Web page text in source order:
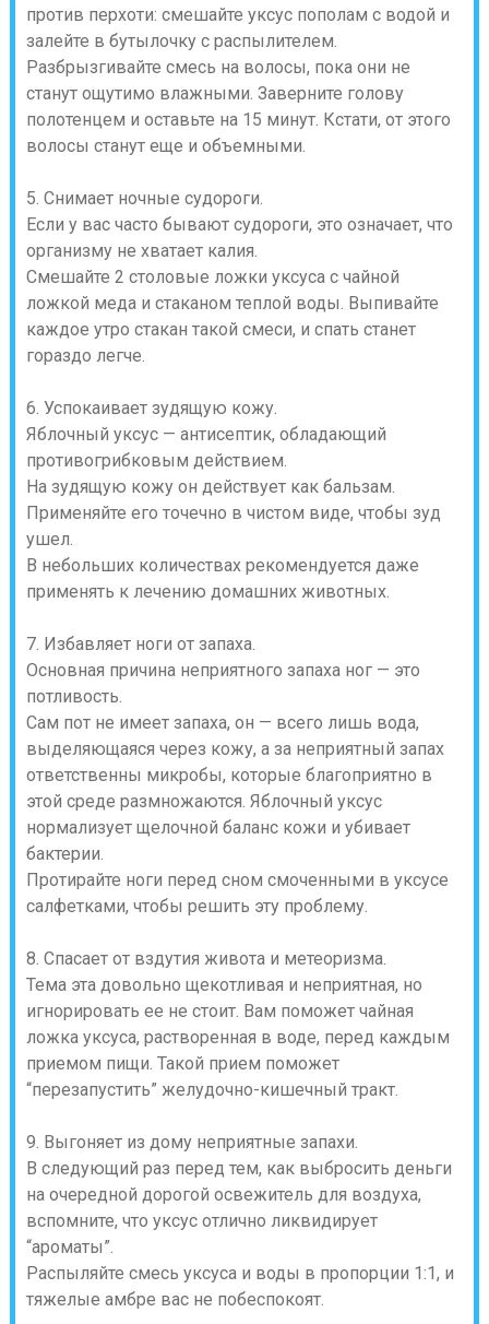
против перхоти: смешайте уксус пополам с водой и
залейте в бутылочку с распылителем.
Разбрызгивайте смесь на волосы, пока они не
станут ощутимо влажными. Заверните голову
полотенцем и оставьте на 15 минут. Кстати, от этого
волосы станут еще и объемными.
5. Снимает ночные судороги.
Если у вас часто бывают судороги, это означает, что
организму не хватает калия.
Смешайте 2 столовые ложки уксуса с чайной
ложкой меда и стаканом теплой воды. Выпивайте
каждое утро стакан такой смеси, и спать станет
гораздо легче.
6. Успокаивает зудящую кожу.
Яблочный уксус — антисептик, обладающий
противогрибковым действием.
На зудящую кожу он действует как бальзам.
Применяйте его точечно в чистом виде, чтобы зуд
ушел.
В небольших количествах рекомендуется даже
применять к лечению домашних животных.
7. Избавляет ноги от запаха.
Основная причина неприятного запаха ног — это
потливость.
Сам пот не имеет запаха, он — всего лишь вода,
выделяющаяся через кожу, а за неприятный запах
ответственны микробы, которые благоприятно в
этой среде размножаются. Яблочный уксус
нормализует щелочной баланс кожи и убивает
бактерии.
Протирайте ноги перед сном смоченными в уксусе
салфетками, чтобы решить эту проблему.
8. Спасает от вздутия живота и метеоризма.
Тема эта довольно щекотливая и неприятная, но
игнорировать ее не стоит. Вам поможет чайная
ложка уксуса, растворенная в воде, перед каждым
приемом пищи. Такой прием поможет
“перезапустить” желудочно-кишечный тракт.
9. Выгоняет из дому неприятные запахи.
В следующий раз перед тем, как выбросить деньги
на очередной дорогой освежитель для воздуха,
вспомните, что уксус отлично ликвидирует
“ароматы”.
Распыляйте смесь уксуса и воды в пропорции 1:1, и
тяжелые амбре вас не побеспокоят.